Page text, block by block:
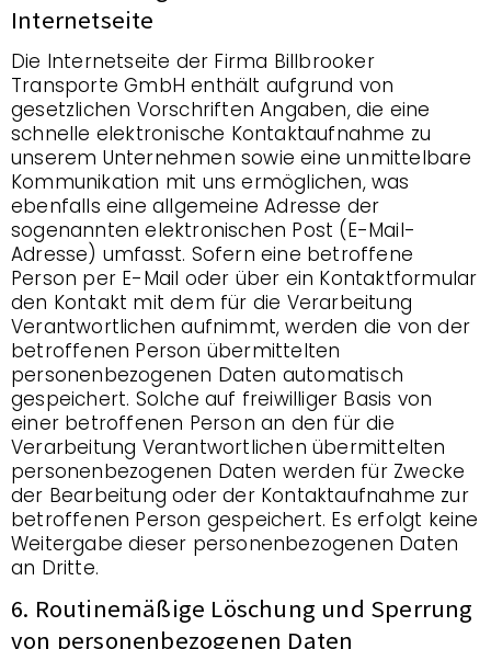
Internetseite
Die Internetseite der Firma Billbrooker
Transporte GmbH enthält aufgrund von
gesetzlichen Vorschriften Angaben, die eine
schnelle elektronische Kontaktaufnahme zu
unserem Unternehmen sowie eine unmittelbare
Kommunikation mit uns ermöglichen, was
ebenfalls eine allgemeine Adresse der
sogenannten elektronischen Post (E-Mail-
Adresse) umfasst. Sofern eine betroffene
Person per E-Mail oder über ein Kontaktformular
den Kontakt mit dem für die Verarbeitung
Verantwortlichen aufnimmt, werden die von der
betroffenen Person übermittelten
personenbezogenen Daten automatisch
gespeichert. Solche auf freiwilliger Basis von
einer betroffenen Person an den für die
Verarbeitung Verantwortlichen übermittelten
personenbezogenen Daten werden für Zwecke
der Bearbeitung oder der Kontaktaufnahme zur
betroffenen Person gespeichert. Es erfolgt keine
Weitergabe dieser personenbezogenen Daten
an Dritte.
6. Routinemäßige Löschung und Sperrung
von personenbezogenen Daten